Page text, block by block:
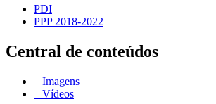
PDI
PPP 2018-2022
Central de conteúdos
Imagens
Vídeos